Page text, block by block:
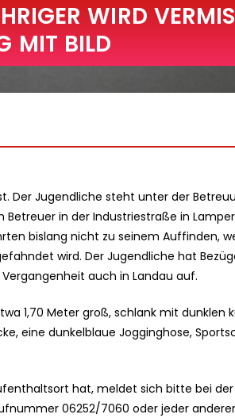
WIRD
MIT BILD
Der Jugendliche steht unter der
in der Industriestraße in
bislang nicht zu seinem Auffinden,
wird. Der Jugendliche hat
auch in Landau auf.
1,70 Meter groß, schlank mit dunklen
eine dunkelblaue Jogginghose,
hat, meldet sich bitte bei der
06252/7060 oder jeder